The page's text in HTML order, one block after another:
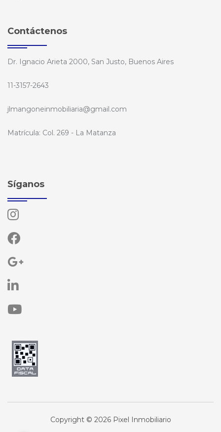
Contáctenos
Dr. Ignacio Arieta 2000, San Justo, Buenos Aires
11-3157-2643
jlmangoneinmobiliaria@gmail.com
Matrícula: Col. 269 - La Matanza
Síganos
Copyright © 2026 Pixel Inmobiliario